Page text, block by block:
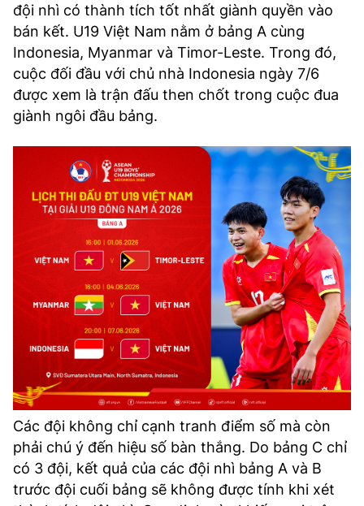
đội nhì có thành tích tốt nhất giành quyền vào
bán kết. U19 Việt Nam nằm ở bảng A cùng
Indonesia, Myanmar và Timor-Leste. Trong đó,
cuộc đối đầu với chủ nhà Indonesia ngày 7/6
được xem là trận đấu then chốt trong cuộc đua
giành ngôi đầu bảng.
Các đội không chỉ cạnh tranh điểm số mà còn
phải chú ý đến hiệu số bàn thắng. Do bảng C chỉ
có 3 đội, kết quả của các đội nhì bảng A và B
trước đội cuối bảng sẽ không được tính khi xét